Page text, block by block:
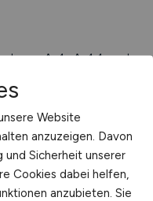
A 4, A 44 und
Aachen
:Roetgen,
Provinz Lüttich,
Eschweiler
Website
anzuzeigen. Davon
Sicherheit unserer
Cookies dabei helfen,
anzubieten. Sie